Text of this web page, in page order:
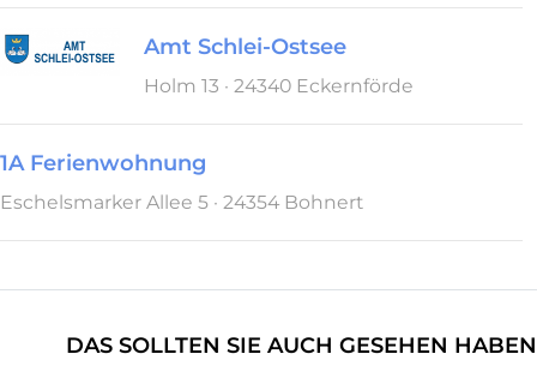
Amt Schlei-Ostsee
Holm 13 · 24340 Eckernförde
1A Ferienwohnung
Eschelsmarker Allee 5 · 24354 Bohnert
DAS SOLLTEN SIE AUCH GESEHEN HABEN